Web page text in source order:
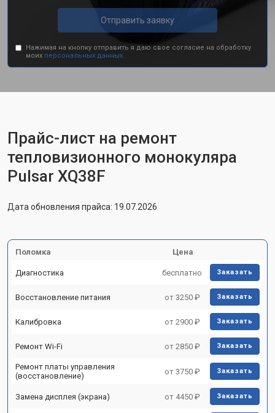
Отправить заявку
Нажимая на кнопку отправить я даю свое согласие на обработку
моих персональных данных.
Прайс-лист на ремонт
тепловизионного монокуляра
Pulsar XQ38F
Дата обновления прайса: 19.07.2026
Поломка Цена
Диагностика бесплатно Заказать
Восстановление питания от 3250 ₽ Заказать
Калибровка от 2900 ₽ Заказать
Ремонт Wi-Fi от 2850 ₽ Заказать
Ремонт платы управления
(восстановление)
от 3750 ₽ Заказать
Замена дисплея (экрана) от 4450 ₽ Заказать